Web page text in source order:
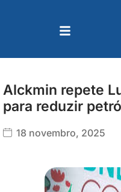
Alckmin repete
para reduzir
18 novembro, 2025